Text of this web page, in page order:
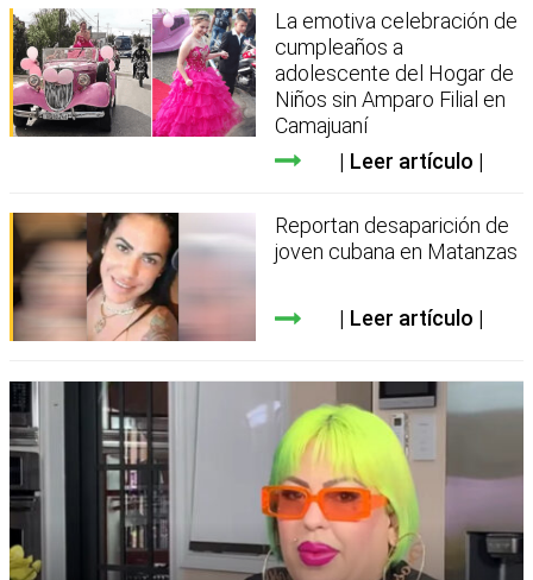
La emotiva celebración de
cumpleaños a
adolescente del Hogar de
Niños sin Amparo Filial en
Camajuaní
Leer artículo
Reportan desaparición de
joven cubana en Matanzas
Leer artículo